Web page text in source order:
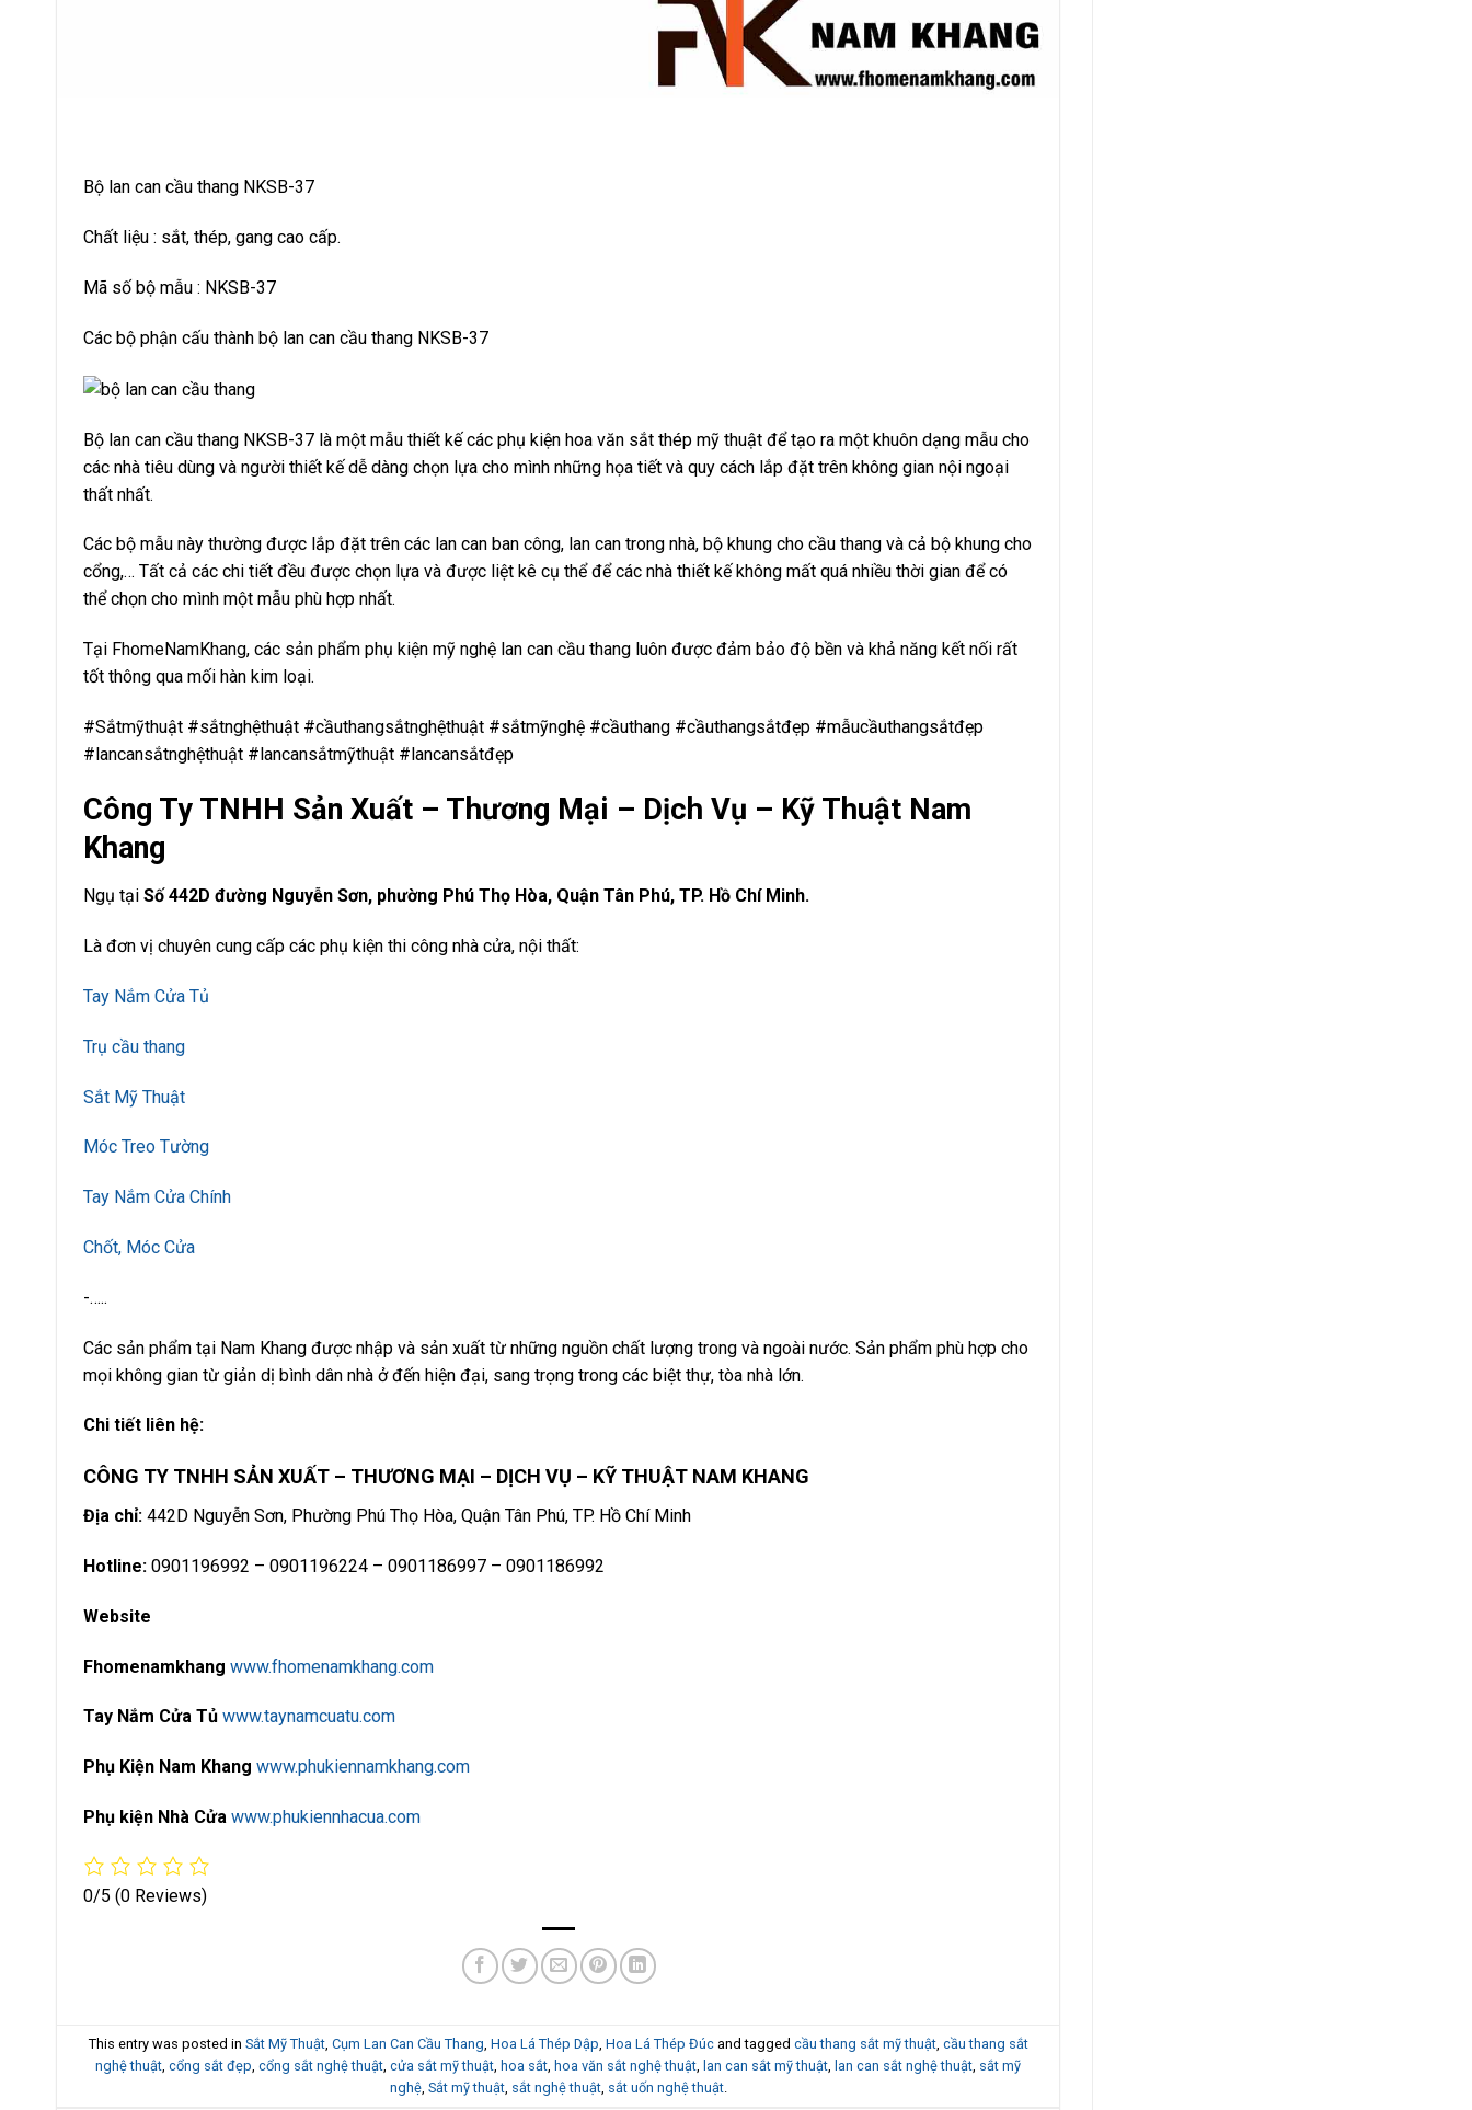
Bộ lan can cầu thang NKSB-37
Chất liệu : sắt, thép, gang cao cấp.
Mã số bộ mẫu : NKSB-37
Các bộ phận cấu thành bộ lan can cầu thang NKSB-37
Bộ lan can cầu thang NKSB-37 là một mẫu thiết kế các phụ kiện hoa văn sắt thép mỹ thuật để tạo ra một khuôn dạng mẫu cho
các nhà tiêu dùng và người thiết kế dễ dàng chọn lựa cho mình những họa tiết và quy cách lắp đặt trên không gian nội ngoại
thất nhất.
Các bộ mẫu này thường được lắp đặt trên các lan can ban công, lan can trong nhà, bộ khung cho cầu thang và cả bộ khung cho
cổng,… Tất cả các chi tiết đều được chọn lựa và được liệt kê cụ thể để các nhà thiết kế không mất quá nhiều thời gian để có
thể chọn cho mình một mẫu phù hợp nhất.
Tại FhomeNamKhang, các sản phẩm phụ kiện mỹ nghệ lan can cầu thang luôn được đảm bảo độ bền và khả năng kết nối rất
tốt thông qua mối hàn kim loại.
#Sắtmỹthuật #sắtnghệthuật #cầuthangsắtnghệthuật #sắtmỹnghệ #cầuthang #cầuthangsắtđẹp #mẫucầuthangsắtđẹp
#lancansắtnghệthuật #lancansắtmỹthuật #lancansắtđẹp
Công Ty TNHH Sản Xuất – Thương Mại – Dịch Vụ – Kỹ Thuật Nam
Khang
Ngụ tại Số 442D đường Nguyễn Sơn, phường Phú Thọ Hòa, Quận Tân Phú, TP. Hồ Chí Minh.
Là đơn vị chuyên cung cấp các phụ kiện thi công nhà cửa, nội thất:
Tay Nắm Cửa Tủ
Trụ cầu thang
Sắt Mỹ Thuật
Móc Treo Tường
Tay Nắm Cửa Chính
Chốt, Móc Cửa
-…..
Các sản phẩm tại Nam Khang được nhập và sản xuất từ những nguồn chất lượng trong và ngoài nước. Sản phẩm phù hợp cho
mọi không gian từ giản dị bình dân nhà ở đến hiện đại, sang trọng trong các biệt thự, tòa nhà lớn.
Chi tiết liên hệ:
CÔNG TY TNHH SẢN XUẤT – THƯƠNG MẠI – DỊCH VỤ – KỸ THUẬT NAM KHANG
Địa chỉ: 442D Nguyễn Sơn, Phường Phú Thọ Hòa, Quận Tân Phú, TP. Hồ Chí Minh
Hotline: 0901196992 – 0901196224 – 0901186997 – 0901186992
Website
Fhomenamkhang www.fhomenamkhang.com
Tay Nắm Cửa Tủ www.taynamcuatu.com
Phụ Kiện Nam Khang www.phukiennamkhang.com
Phụ kiện Nhà Cửa www.phukiennhacua.com
0/5 (0 Reviews)
This entry was posted in Sắt Mỹ Thuật, Cụm Lan Can Cầu Thang Hoa Lá Thép Dập Hoa Lá Thép Đúcand tagged cầu thang sắt mỹ thuật, cầu thang sắt
nghệ thuật cổng sắt đẹp cổng sắt nghệ thuật cửa sắt mỹ thuật hoa sắt hoa văn sắt nghệ thuật lan can sắt mỹ thuật lan can sắt nghệ thuật sắt mỹ
nghệ, Sắt mỹ thuật, sắt nghệ thuật, sắt uốn nghệ thuật.